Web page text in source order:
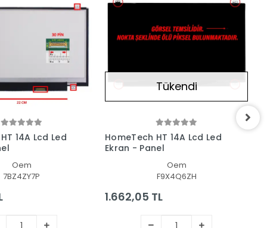
14A Lcd Led
Oem
7BZ4ZY7P
Tükendi
HomeTech HT 14A Lcd Led
Ekran - Panel
Oem
F9X4Q6ZH
1.662,05 TL